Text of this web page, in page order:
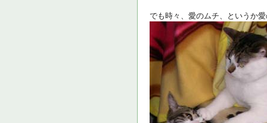
でも時々、愛のムチ、というか